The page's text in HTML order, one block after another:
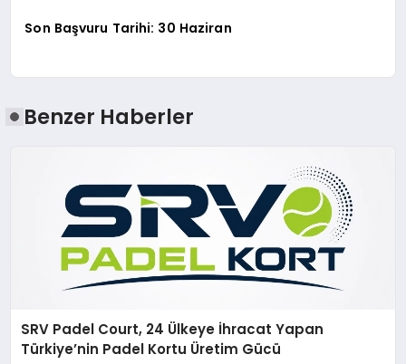
Son Başvuru Tarihi: 30 Haziran
Benzer Haberler
SRV Padel Court, 24 Ülkeye İhracat Yapan
Türkiye’nin Padel Kortu Üretim Gücü